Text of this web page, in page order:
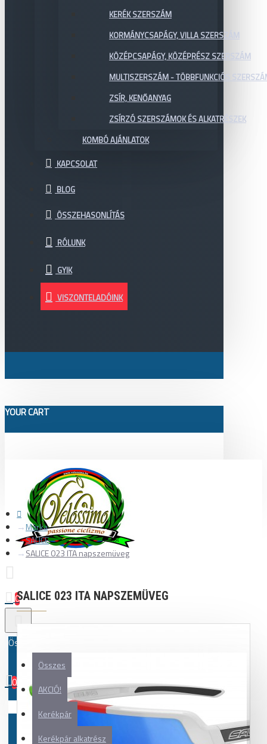
KERÉK SZERSZÁM
KORMÁNYCSAPÁGY, VILLA SZERSZÁM
KÖZÉPCSAPÁGY, KÖZÉPRÉSZ SZERSZÁM
MULTISZERSZÁM - TÖBBFUNKCIÓS
ZSÍR, KENŐANYAG
ZSÍRZÓ SZERSZÁMOK ÉS ALKATRÉSZEK
KOMBÓ AJÁNLATOK
KAPCSOLAT
BLOG
ÖSSZEHASONLÍTÁS
RÓLUNK
GYIK
VISZONTELADÓINK
YOUR CART
0
Összes
Összes
AKCIÓ!
Kerékpár
Kerékpár alkatrész
0
Az Ön kosara üres!
Márka
SALICE
SALICE 023 ITA napszemüveg
SALICE 023 ITA NAPSZEMÜVEG